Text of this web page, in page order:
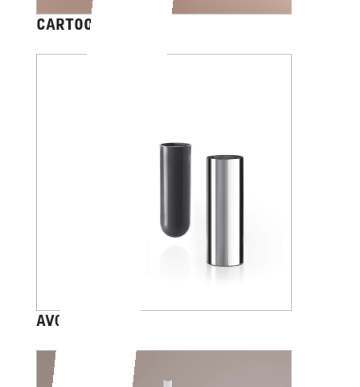
CARTOON
AV014B